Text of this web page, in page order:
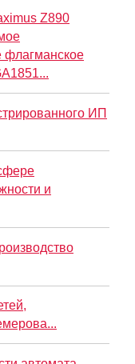
Z890
флагманское
ИП
и